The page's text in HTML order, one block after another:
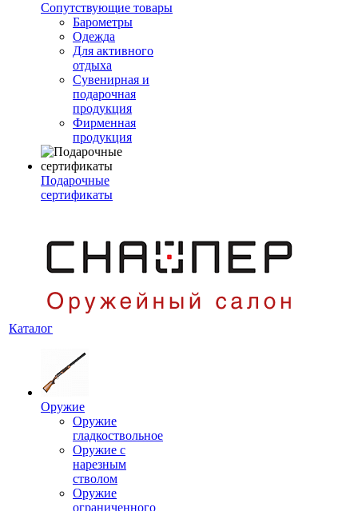
Сопутствующие товары
Барометры
Одежда
Для активного
отдыха
Сувенирная и
подарочная
продукция
Фирменная
продукция
Подарочные
сертификаты
Каталог
Оружие
Оружие
гладкоствольное
Оружие с
нарезным
стволом
Оружие
ограниченного